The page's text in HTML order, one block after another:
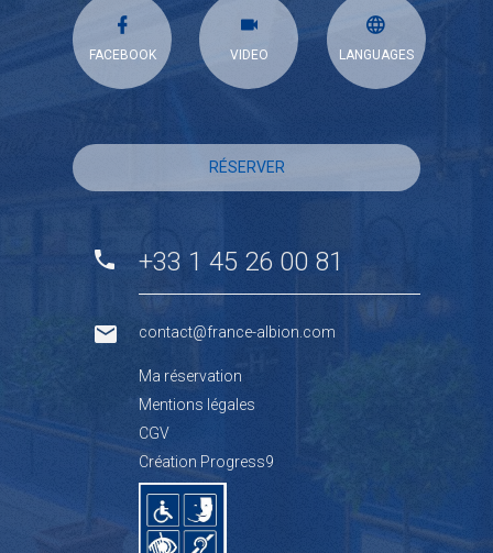
FACEBOOK VIDEO LANGUAGES
RÉSERVER
+33 1 45 26 00 81
contact@france-albion.com
Ma réservation
Mentions légales
CGV
Création Progress9